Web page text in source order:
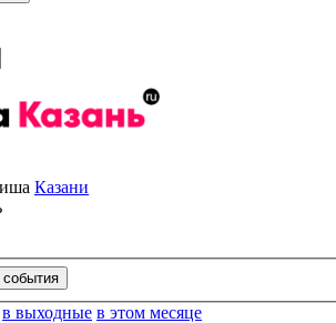
Казани
в выходные в этом месяце